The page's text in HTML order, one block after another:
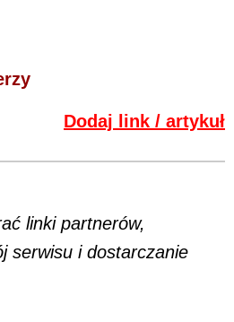
Dodaj link / artykuł
linki partnerów,
serwisu i dostarczanie